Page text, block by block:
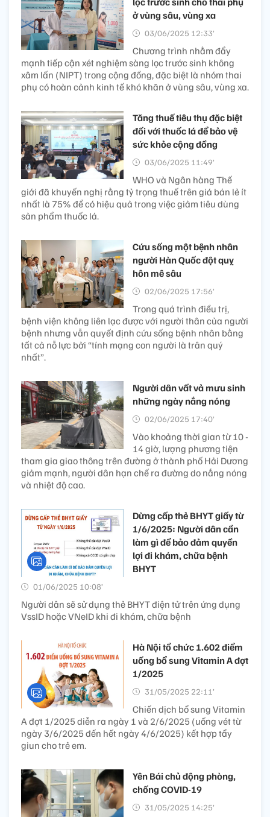
ở vùng sâu, vùng xa
03/06/2025 12:33’
Chương trình nhằm đẩy
mạnh tiếp cận xét nghiệm sàng lọc trước sinh không
xâm lấn (NIPT) trong cộng đồng, đặc biệt là nhóm thai
phụ có hoàn cảnh kinh tế khó khăn ở vùng sâu, vùng xa.
Tăng thuế tiêu thụ đặc biệt
đối với thuốc lá để bảo vệ
sức khỏe cộng đồng
03/06/2025 11:49’
WHO và Ngân hàng Thế
giới đã khuyến nghị rằng tỷ trọng thuế trên giá bán lẻ ít
nhất là 75% để có hiệu quả trong việc giảm tiêu dùng
sản phẩm thuốc lá.
Cứu sống một bệnh nhân
người Hàn Quốc đột quỵ
hôn mê sâu
02/06/2025 17:56’
Trong quá trình điều trị,
bệnh viện không liên lạc được với người thân của người
bệnh nhưng vẫn quyết định cứu sống bệnh nhân bằng
tất cả nỗ lực bởi “tính mạng con người là trân quý
nhất”.
Người dân vất vả mưu sinh
những ngày nắng nóng
02/06/2025 17:40’
Vào khoảng thời gian từ 10 -
14 giờ, lượng phương tiện
tham gia giao thông trên đường ở thành phố Hải Dương
giảm mạnh, người dân hạn chế ra đường do nắng nóng
và nhiệt độ cao.
Dừng cấp thẻ BHYT giấy từ
1/6/2025: Người dân cần
làm gì để bảo đảm quyền
lợi đi khám, chữa bệnh
BHYT
01/06/2025 10:08’
Người dân sẽ sử dụng thẻ BHYT điện tử trên ứng dụng
VssID hoặc VNeID khi đi khám, chữa bệnh
Hà Nội tổ chức 1.602 điểm
uống bổ sung Vitamin A đợt
1/2025
31/05/2025 22:11’
Chiến dịch bổ sung Vitamin
A đợt 1/2025 diễn ra ngày 1 và 2/6/2025 (uống vét từ
ngày 3/6/2025 đến hết ngày 4/6/2025) kết hợp tẩy
giun cho trẻ em.
Yên Bái chủ động phòng,
chống COVID-19
31/05/2025 14:25’